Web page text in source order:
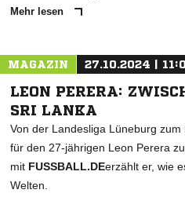
Mehr lesen
MAGAZIN 27.10.2024 |
LEON PERERA:
SRI LANKA
Von der Landesliga Lüneburg
für den 27-jährigen Leon Perera
mit FUSSBALL.DEerzählt er, wie
Welten.